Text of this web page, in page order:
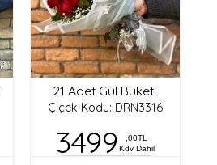
21 Adet Gül Buketi
Çiçek Kodu: DRN3316
3499
,00TL
Kdv Dahil